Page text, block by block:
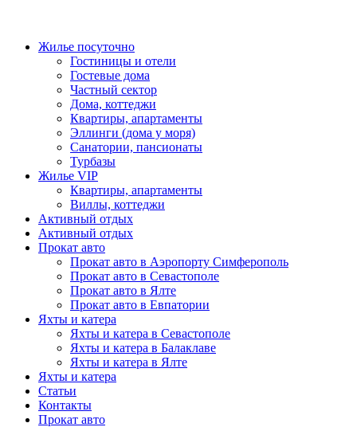
Жилье посуточно
Гостиницы и отели
Гостевые дома
Частный сектор
Дома, коттеджи
Квартиры, апартаменты
Эллинги (дома у моря)
Санатории, пансионаты
Турбазы
Жилье VIP
Квартиры, апартаменты
Виллы, коттеджи
Активный отдых
Активный отдых
Прокат авто
Прокат авто в Аэропорту Симферополь
Прокат авто в Севастополе
Прокат авто в Ялте
Прокат авто в Евпатории
Яхты и катера
Яхты и катера в Севастополе
Яхты и катера в Балаклаве
Яхты и катера в Ялте
Яхты и катера
Статьи
Контакты
Прокат авто